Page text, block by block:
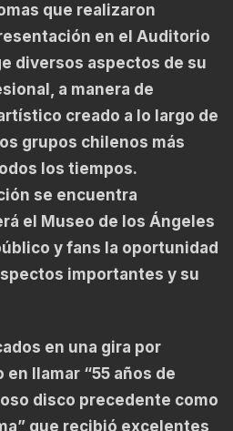
que realizaron
en el Auditorio
diversos aspectos de su
a manera de
creado a lo largo de
grupos chilenos más
los tiempos.
se encuentra
el Museo de los Ángeles
y fans la oportunidad
importantes y su
en una gira por
llamar “55 años de
disco precedente como
que recibió excelentes